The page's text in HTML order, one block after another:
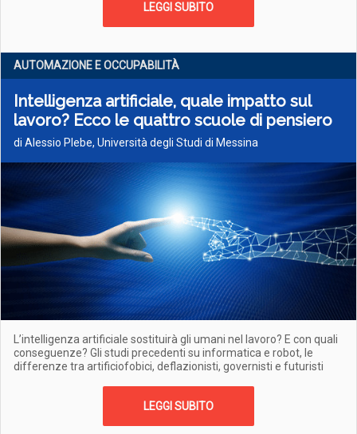
LEGGI SUBITO
AUTOMAZIONE E OCCUPABILITÀ
Intelligenza artificiale, quale impatto sul
lavoro? Ecco le quattro scuole di pensiero
di Alessio Plebe, Università degli Studi di Messina
L’intelligenza artificiale sostituirà gli umani nel lavoro? E con quali
conseguenze? Gli studi precedenti su informatica e robot, le
differenze tra artificiofobici, deflazionisti, governisti e futuristi
LEGGI SUBITO